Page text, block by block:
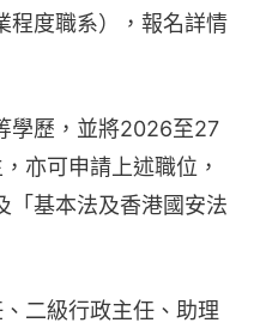
度職系），報名詳情
學歷，並將2026至27
亦可申請上述職位，
「基本法及香港國安法
二級行政主任、助理